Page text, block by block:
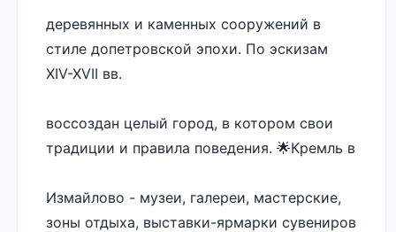
деревянных и каменных сооружений в
стиле допетровской эпохи. По эскизам
XIV-XVII вв.
воссоздан целый город, в котором свои
Измайлово - музеи, галереи, мастерские,
зоны отдыха, выставки-ярмарки сувениров